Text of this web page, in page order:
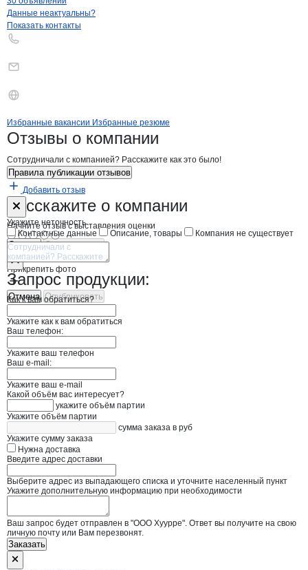
Контактыкомпании
+7(800)000-00-..
Данные неактуальны?
Показать контакты
Брендыкомпани Хуурре
Вакансии вХуурре
Избранные вакансии Избранные резюме
Новости oХуурре, ООО
Отзывы о компании
Сотрудничали с компанией? Расскажите как это было!
Правила публикации отзывов
Добавить отзыв
Расскажите о компании
Начните отзыв с выставления оценки
Прикрепить фото
Отмена Опубликовать
Форма обратной связи о неточностях
Укажите неточность
Контактные данные
Описание, товары Компания не существует
Отмена Опубликовать
Запрос продукции:
Как к вам обратиться?
Укажите как к вам обратиться
Ваш телефон:
Укажите ваш телефон
Ваш e-mail:
Укажите ваш e-mail
Какой объём вас интересует?
укажите объём партии
Укажите объём партии
сумма заказа в руб
Укажите сумму заказа
Нужна доставка
Введите адрес доставки
Выберите адрес из выпадающего списка и уточните населенный пункт
Укажите дополнительную информацию при необходимости
Ваш запрос будет отправлен в "ООО Хуурре". Ответ вы получите на свою
личную почту или Вам перезвонят.
Заказать